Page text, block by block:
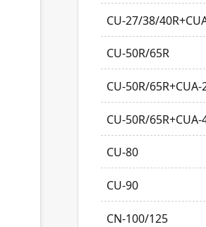
CU-27/38/
CU-50R/65R
CU-50R/65R+CUA-
CU-50R/65R+CUA-
CU-80
CU-90
CN-100/125